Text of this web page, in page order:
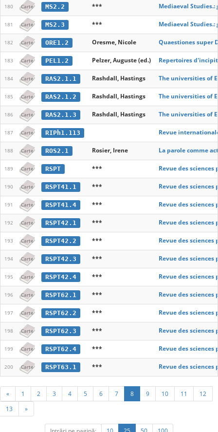
180 Carte MS2.2 *** Mediaeval Studies.:
181 Carte MS2.3 *** Mediaeval Studies.:
182 Carte ORE1.2 Oresme, Nicole Quaestiones super
183 Carte PEL1.2 Pelzer, Auguste (ed.) Repertoires
184 Carte RAS2.1.1 Rashdall, Hastings The universities of
185 Carte RAS2.1.2 Rashdall, Hastings The universities of
186 Carte RAS2.1.3 Rashdall, Hastings The universities of
187 Carte RIPh1.113 Revue
188 Carte ROS2.1 Rosier, Irene La parole comme
189 Carte RSPT *** Revue des
190 Carte RSPT41.1 *** Revue des
191 Carte RSPT41.4 *** Revue des
192 Carte RSPT42.1 *** Revue des
193 Carte RSPT42.2 *** Revue des
194 Carte RSPT42.3 *** Revue des
195 Carte RSPT42.4 *** Revue des
196 Carte RSPT62.1 *** Revue des
197 Carte RSPT62.2 *** Revue des
198 Carte RSPT62.3 *** Revue des
199 Carte RSPT62.4 *** Revue des
200 Carte RSPT63.1 *** Revue des
« 1 2 3 4 5 6 7 8 9 10 11
12
13
»